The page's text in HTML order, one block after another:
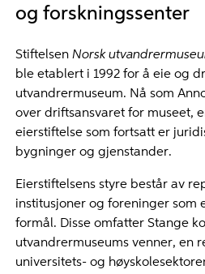
og forskningssenter
Stiftelsen Norsk
ble etablert i 1992 for å eie og
utvandrermuseum. Nå som
over driftsansvaret for museet,
eierstiftelse som fortsatt er
bygninger og gjenstander.
Eierstiftelsens styre består av
institusjoner og foreninger som
formål. Disse omfatter Stange
utvandrermuseums venner, en
universitets- og